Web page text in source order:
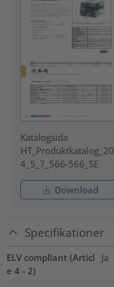
Katalogsida
4_5_7_566-566_SE
Download
Specifikationer
ELV compliant (Articl
e 4 - 2)
Ja